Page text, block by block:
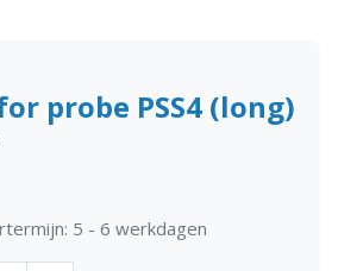
probe PSS4 (long)
5 - 6 werkdagen